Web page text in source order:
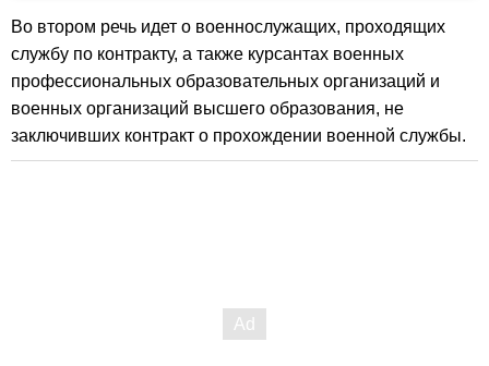
Во втором речь идет о военнослужащих, проходящих
службу по контракту, а также курсантах военных
профессиональных образовательных организаций и
военных организаций высшего образования, не
заключивших контракт о прохождении военной службы.